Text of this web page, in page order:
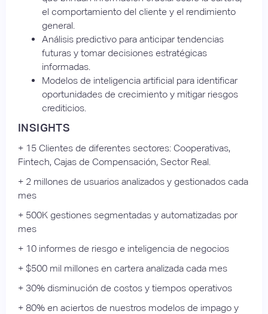
el comportamiento del cliente y el rendimiento
general.
Análisis predictivo para anticipar tendencias
futuras y tomar decisiones estratégicas
informadas.
Modelos de inteligencia artificial para identificar
oportunidades de crecimiento y mitigar riesgos
crediticios.
INSIGHTS
+ 15 Clientes de diferentes sectores: Cooperativas,
Fintech, Cajas de Compensación, Sector Real.
+ 2 millones de usuarios analizados y gestionados cada
mes
+ 500K gestiones segmentadas y automatizadas por
mes
+ 10 informes de riesgo e inteligencia de negocios
+ $500 mil millones en cartera analizada cada mes
+ 30% disminución de costos y tiempos operativos
+ 80% en aciertos de nuestros modelos de impago y